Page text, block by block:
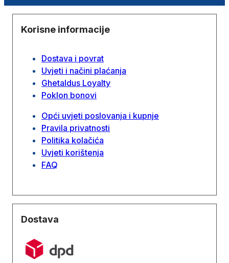
Korisne informacije
Dostava i povrat
Uvjeti i načini plaćanja
Ghetaldus Loyalty
Poklon bonovi
Opći uvjeti poslovanja i kupnje
Pravila privatnosti
Politika kolačića
Uvjeti korištenja
FAQ
Dostava